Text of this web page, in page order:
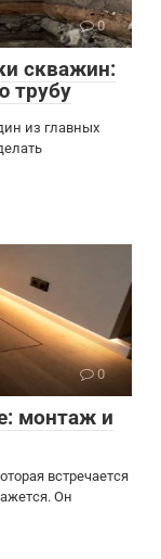
0
скважин:
трубу
из главных
0
монтаж и
встречается
Он